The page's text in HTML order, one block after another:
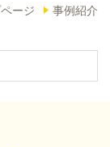
ージ 事例紹介